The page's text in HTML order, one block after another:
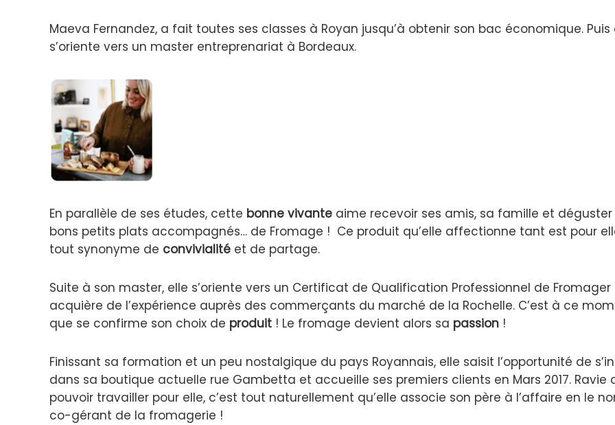
Maeva Fernandez, a fait toutes ses classes à Royan jusqu’à obtenir son bac économique. Puis
s’oriente vers un master entreprenariat à Bordeaux.
En parallèle de ses études, cette bonne vivante aime recevoir ses amis, sa famille et déguster
bons petits plats accompagnés… de Fromage ! Ce produit qu’elle affectionne tant est pour
tout synonyme de convivialité et de partage.
Suite à son master, elle s’oriente vers un Certificat de Qualification Professionnel de Fromager
acquière de l’expérience auprès des commerçants du marché de la Rochelle. C’est à ce
que se confirme son choix de produit ! Le fromage devient alors sa passion !
Finissant sa formation et un peu nostalgique du pays Royannais, elle saisit l’opportunité de
dans sa boutique actuelle rue Gambetta et accueille ses premiers clients en Mars 2017. Ravie
pouvoir travailler pour elle, c’est tout naturellement qu’elle associe son père à l’affaire en le
co-gérant de la fromagerie !